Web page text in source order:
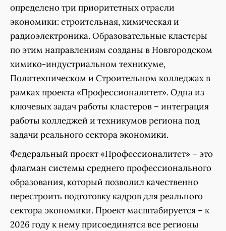
определено три приоритетных отрасли
экономики: строительная, химическая и
радиоэлектроника. Образовательные кластеры
по этим направлениям созданы в Новгородском
химико-индустриальном техникуме,
Политехническом и Строительном колледжах в
рамках проекта «Профессионалитет». Одна из
ключевых задач работы кластеров – интеграция
работы колледжей и техникумов региона под
задачи реального сектора экономики.
Федеральный проект «Профессионалитет» – это
флагман системы среднего профессионального
образования, который позволил качественно
перестроить подготовку кадров для реального
сектора экономики. Проект масштабируется – к
2026 году к нему присоединятся все регионы